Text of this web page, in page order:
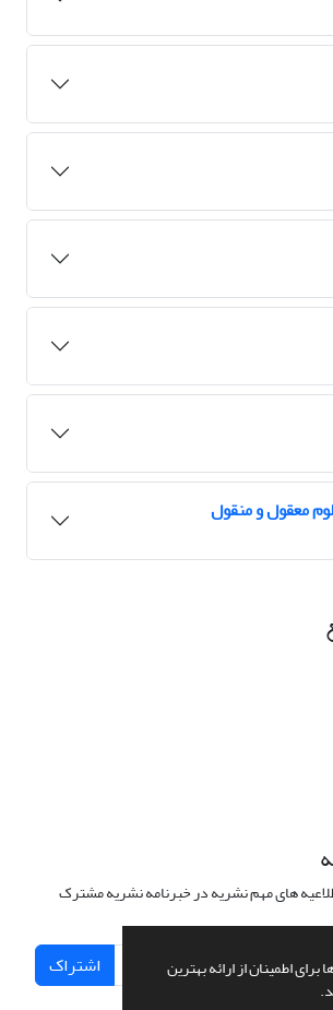
اطمینان از ارائه بهترین
معقول و منقول
های مهم نشریه در خبرنامه نشریه مشترک
اشتراک